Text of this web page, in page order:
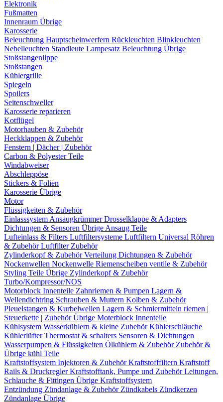
Elektronik
Fußmatten
Innenraum Übrige
Karosserie
Beleuchtung Hauptscheinwerfern Rückleuchten Blinkleuchten
Nebelleuchten Standleute Lampesatz Beleuchtung Übrige
Stoßstangenlippe
Stoßstangen
Kühlergrille
Spiegeln
Spoilers
Seitenschweller
Karosserie reparieren
Kotflügel
Motorhauben & Zubehör
Heckklappen & Zubehör
Fenstern | Dächer | Zubehör
Carbon & Polyester Teile
Windabweiser
Abschleppöse
Stickers & Folien
Karosserie Übrige
Motor
Flüssigkeiten & Zubehör
Einlasssystem AnsaugkrümmerDrosselklappe & Adapters
Dichtungen & Sensoren Übrige Ansaug Teile
Lufteinlass & Filters Luftfiltersysteme Luftfiltern Universal Röhren
& ZubehörLuftfilter Zubehör
Zylinderkopf & ZubehörVerteilung Dichtungen & Zubehör
Nockenwellen Nockenwelle Riemenscheiben ventile & Zubehör
Styling Teile Übrige Zylinderkopf & Zubehör
Turbo/Kompressor/NOS
Motorblock Innenteile Zahnriemen & Pumpen Lagern &
Wellendichtring Schrauben & Muttern Kolben & Zubehör
Pleuelstangen & Kurbelwellen Lagern & Schmiermitteln riemen |
Steuerkette | ZubehörÜbrige Moterblock Innenteile
Kühlsystem Wasserkühlern & kleine ZubehörKühlerschläuche
KühlerlüfterThermostat & schalters Sensoren & Dichtungen
Wasserpumpen & Flüssigkeiten Ölkühlern & Zubehör Zubehör &
Übrige kühl Teile
Kraftstoffsystem Injektoren & ZubehörKraftstofffiltern Kraftstoff
Rails & DruckreglerKraftstofftank, Pumpe und ZubehörLeitungen,
Schlauche & Fittingen Übrige Kraftstoffsystem
Entzündung Zündanlage & Zubehör Zündkabels Zündkerzen
Zündanlage Übrige